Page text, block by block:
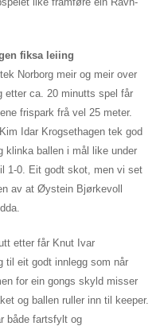
fiksa leiing
Norborg meir og meir over
etter ca. 20 minutts spel får
frispark frå vel 25 meter.
Idar Krogsethagen tek god
klinka ballen i mål like under
1-0. Eit godt skot, men vi set
av at Øystein Bjørkevoll
etter får Knut Ivar
til eit godt innlegg som når
for ein gongs skyld misser
og ballen ruller inn til keeper.
både fartsfylt og